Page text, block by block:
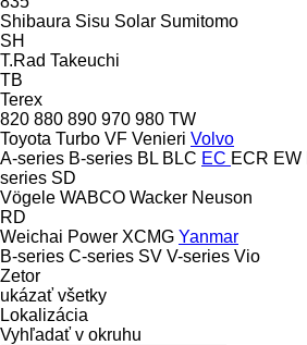
Shibaura Sisu Solar Sumitomo
SH
T.Rad Takeuchi
TB
Terex
820 880 890 970 980 TW
Toyota Turbo VF Venieri Volvo
A-series B-series BL BLC EC ECR EW
series SD
Vögele WABCO Wacker Neuson
RD
Weichai Power XCMG Yanmar
B-series C-series SV V-series Vio
Zetor
ukázať všetky
Lokalizácia
Vyhľadať v okruhu